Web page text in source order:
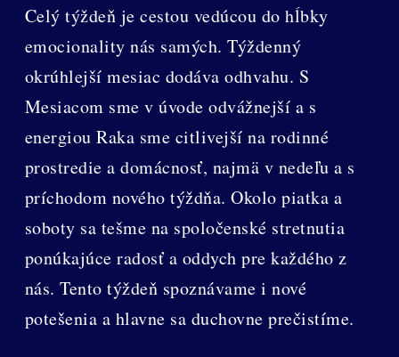
Celý týždeň je cestou vedúcou do hĺbky
emocionality nás samých. Týždenný
okrúhlejší mesiac dodáva odhvahu. S
Mesiacom sme v úvode odvážnejší a s
energiou Raka sme citlivejší na rodinné
prostredie a domácnosť, najmä v nedeľu a s
príchodom nového týždňa. Okolo piatka a
soboty sa tešme na spoločenské stretnutia
ponúkajúce radosť a oddych pre každého z
nás. Tento týždeň spoznávame i nové
potešenia a hlavne sa duchovne prečistíme.